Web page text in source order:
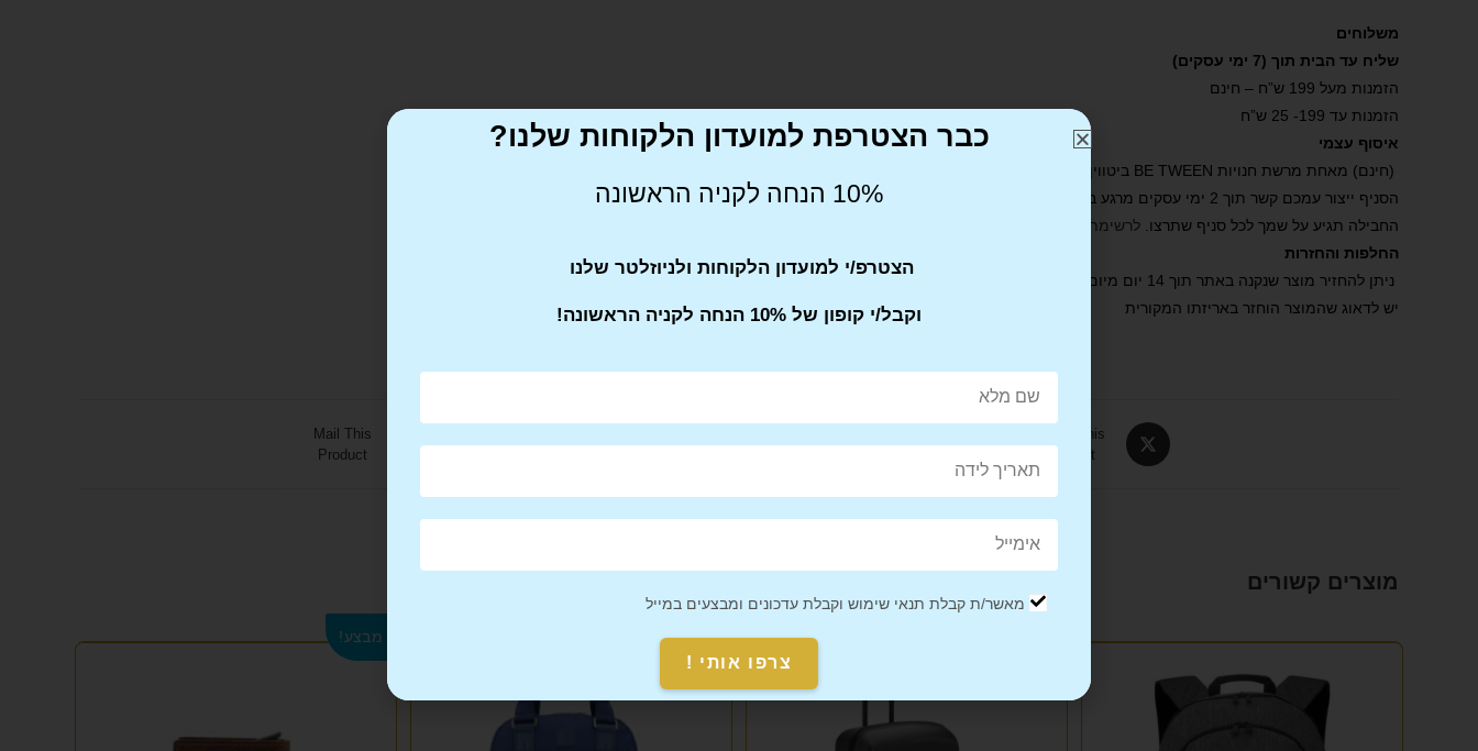
משלוחים
שליח עד הבית תוך (7 ימי עסקים)
הזמנות מעל 199 ש”ח – חינם
הזמנות עד 199- 25 ש”ח
איסוף עצמי
(חינם) מאחת מרשת חנויות BE TWEEN ביטווין .
הסניף ייצור עמכם קשר תוך 2 ימי עסקים מרגע ביצוע ההזמנה באתר ואישורה.
החבילה תגיע על שמך לכל סניף שתרצו. לרשימת הסניפים שלנו
החלפות והחזרות
ניתן להחזיר מוצר שנקנה באתר תוך 14 יום מיום קבלת הפריט.
יש לדאוג שהמוצר הוחזר באריזתו המקורית
Tweet This
Product
Mail This
Product
מוצרים קשורים
מבצע!
כבר הצטרפת למועדון הלקוחות שלנו?
10% הנחה לקניה הראשונה
הצטרפ/י למועדון הלקוחות ולניוזלטר שלנו
וקבל/י קופון של 10% הנחה לקניה הראשונה!
מאשר/ת קבלת תנאי שימוש וקבלת עדכונים ומבצעים במייל
צרפו אותי !